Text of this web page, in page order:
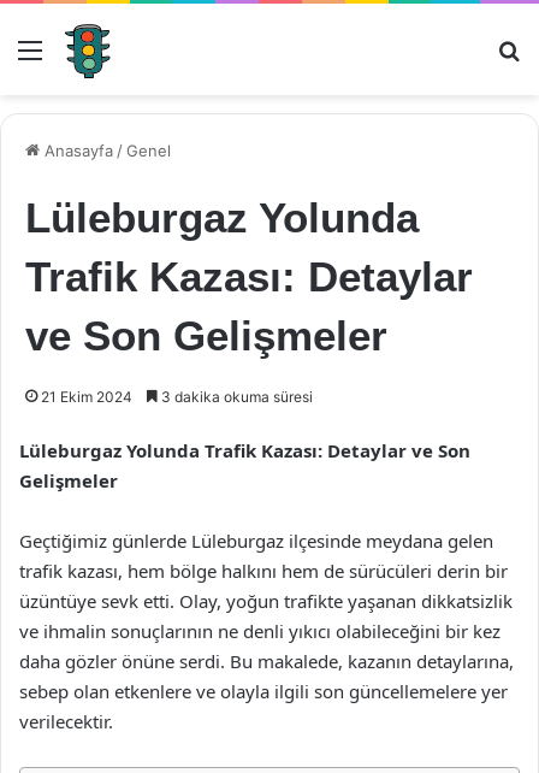
Menü
Anasayfa /Genel
Lüleburgaz Yolunda
Trafik Kazası: Detaylar
ve Son Gelişmeler
21 Ekim 2024 3 dakika okuma süresi
Lüleburgaz Yolunda Trafik Kazası: Detaylar ve Son
Gelişmeler
Geçtiğimiz günlerde Lüleburgaz ilçesinde meydana gelen
trafik kazası, hem bölge halkını hem de sürücüleri derin bir
üzüntüye sevk etti. Olay, yoğun trafikte yaşanan dikkatsizlik
ve ihmalin sonuçlarının ne denli yıkıcı olabileceğini bir kez
daha gözler önüne serdi. Bu makalede, kazanın detaylarına,
sebep olan etkenlere ve olayla ilgili son güncellemelere yer
verilecektir.